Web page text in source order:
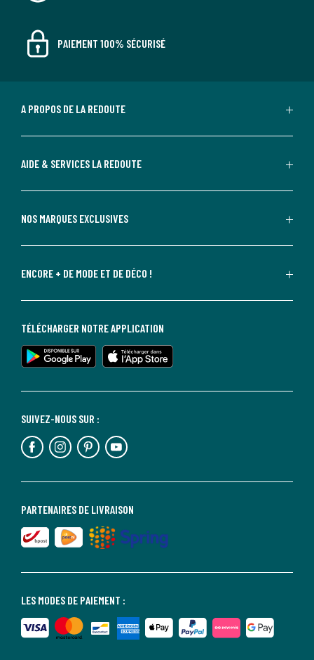
PAIEMENT 100% SÉCURISÉ
A PROPOS DE LA REDOUTE
AIDE & SERVICES LA REDOUTE
NOS MARQUES EXCLUSIVES
ENCORE + DE MODE ET DE DÉCO !
LES MODES DE PAIEMENT :
PARTENAIRES DE LIVRAISON
SUIVEZ-NOUS SUR :
TÉLÉCHARGER NOTRE APPLICATION